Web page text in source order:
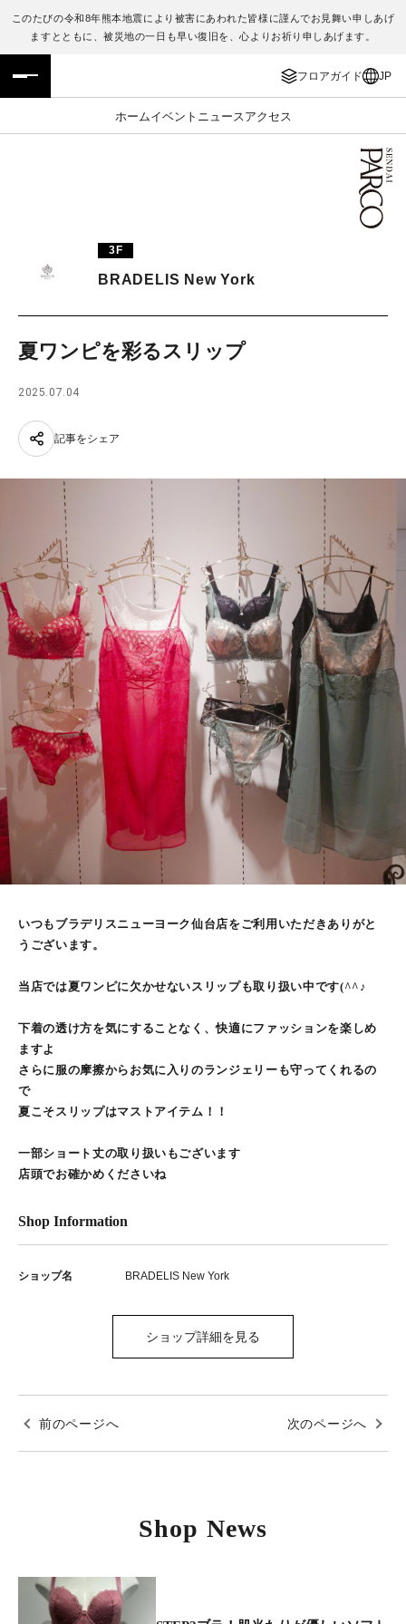
このたびの令和8年熊本地震により被害にあわれた皆様に謹んでお見舞い申しあげ
ますとともに、被災地の一日も早い復旧を、心よりお祈り申しあげます。
フロアガイド JP
ホームイベント ニュース アクセス
フロアガイド
施設案内・アクセス
TAX FREE
ENGLISH
繁体字
日本語
3F
BRADELIS New York
夏ワンピを彩るスリップ
2025.07.04
記事をシェア
いつもブラデリスニューヨーク仙台店をご利用いただきありがと
うございます。
当店では夏ワンピに欠かせないスリップも取り扱い中です(^^♪
下着の透け方を気にすることなく、快適にファッションを楽しめ
ますよ
さらに服の摩擦からお気に入りのランジェリーも守ってくれるの
で
夏こそスリップはマストアイテム！！
一部ショート丈の取り扱いもございます
店頭でお確かめくださいね
Shop Information
ショップ名 BRADELIS New York
ショップ詳細を見る
前のページへ 次のページへ
Shop News